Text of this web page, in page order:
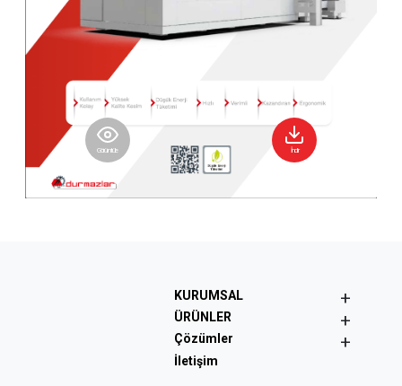
Görüntüle İndir
KURUMSAL +
ÜRÜNLER +
Çözümler +
İletişim